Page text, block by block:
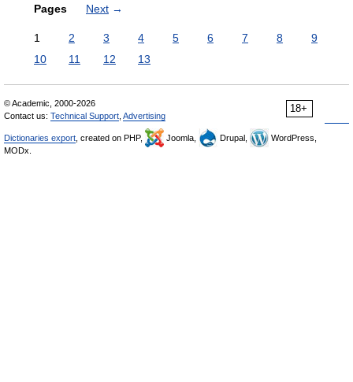
Pages Next →
1 2 3 4 5 6 7 8
9
10
11 12 13
18+
© Academic, 2000-2026
Contact us: Technical Support Advertising
Dictionaries export , created on PHP, Joomla, Drupal,
WordPress,
MODx.